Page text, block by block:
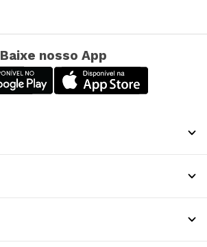
Baixe nosso App